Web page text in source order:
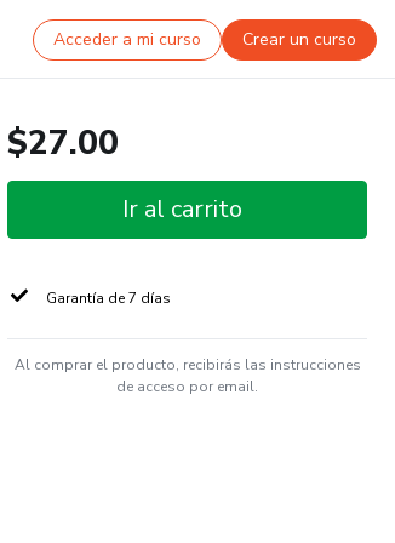
Acceder a mi curso Crear un curso
$27.00
Ir al carrito
Garantía de 7 días
Al comprar el producto, recibirás las instrucciones
de acceso por email.